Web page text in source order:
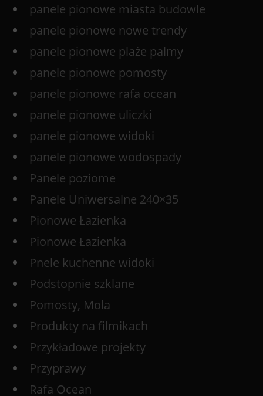
panele pionowe miasta budowle
panele pionowe nowe trendy
panele pionowe plaże palmy
panele pionowe pomosty
panele pionowe rafa ocean
panele pionowe uliczki
panele pionowe widoki
panele pionowe wodospady
Panele poziome
Panele Uniwersalne 240×35
Pionowe Łazienka
Pionowe Łazienka
Pnele kuchenne widoki
Podstopnie szklane
Pomosty, Mola
Produkty na filmikach
Przykładowe projekty
Przyprawy
Rafa Ocean